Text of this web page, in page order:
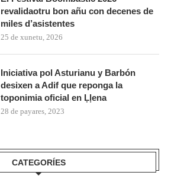
revalidaotru bon añu con decenes de
miles d’asistentes
25 de xunetu, 2026
Iniciativa pol Asturianu y Barbón
desixen a Adif que reponga la
toponimia oficial en Ḷḷena
28 de payares, 2023
CATEGORÍES